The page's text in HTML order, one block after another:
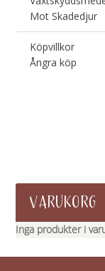
Mot Skadedjur
Köpvillkor
Ångra köp
VARUKORG
Inga produkter i